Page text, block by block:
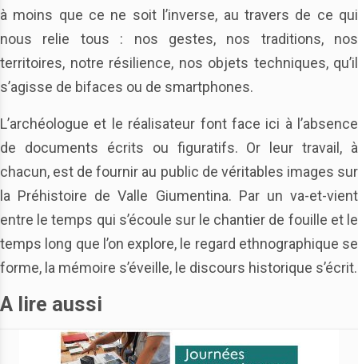
à moins que ce ne soit l’inverse, au travers de ce qui
nous relie tous : nos gestes, nos traditions, nos
territoires, notre résilience, nos objets techniques, qu’il
s’agisse de bifaces ou de smartphones.
L’archéologue et le réalisateur font face ici à l’absence
de documents écrits ou figuratifs. Or leur travail, à
chacun, est de fournir au public de véritables images sur
la Préhistoire de Valle Giumentina. Par un va-et-vient
entre le temps qui s’écoule sur le chantier de fouille et le
temps long que l’on explore, le regard ethnographique se
forme, la mémoire s’éveille, le discours historique s’écrit.
A lire aussi